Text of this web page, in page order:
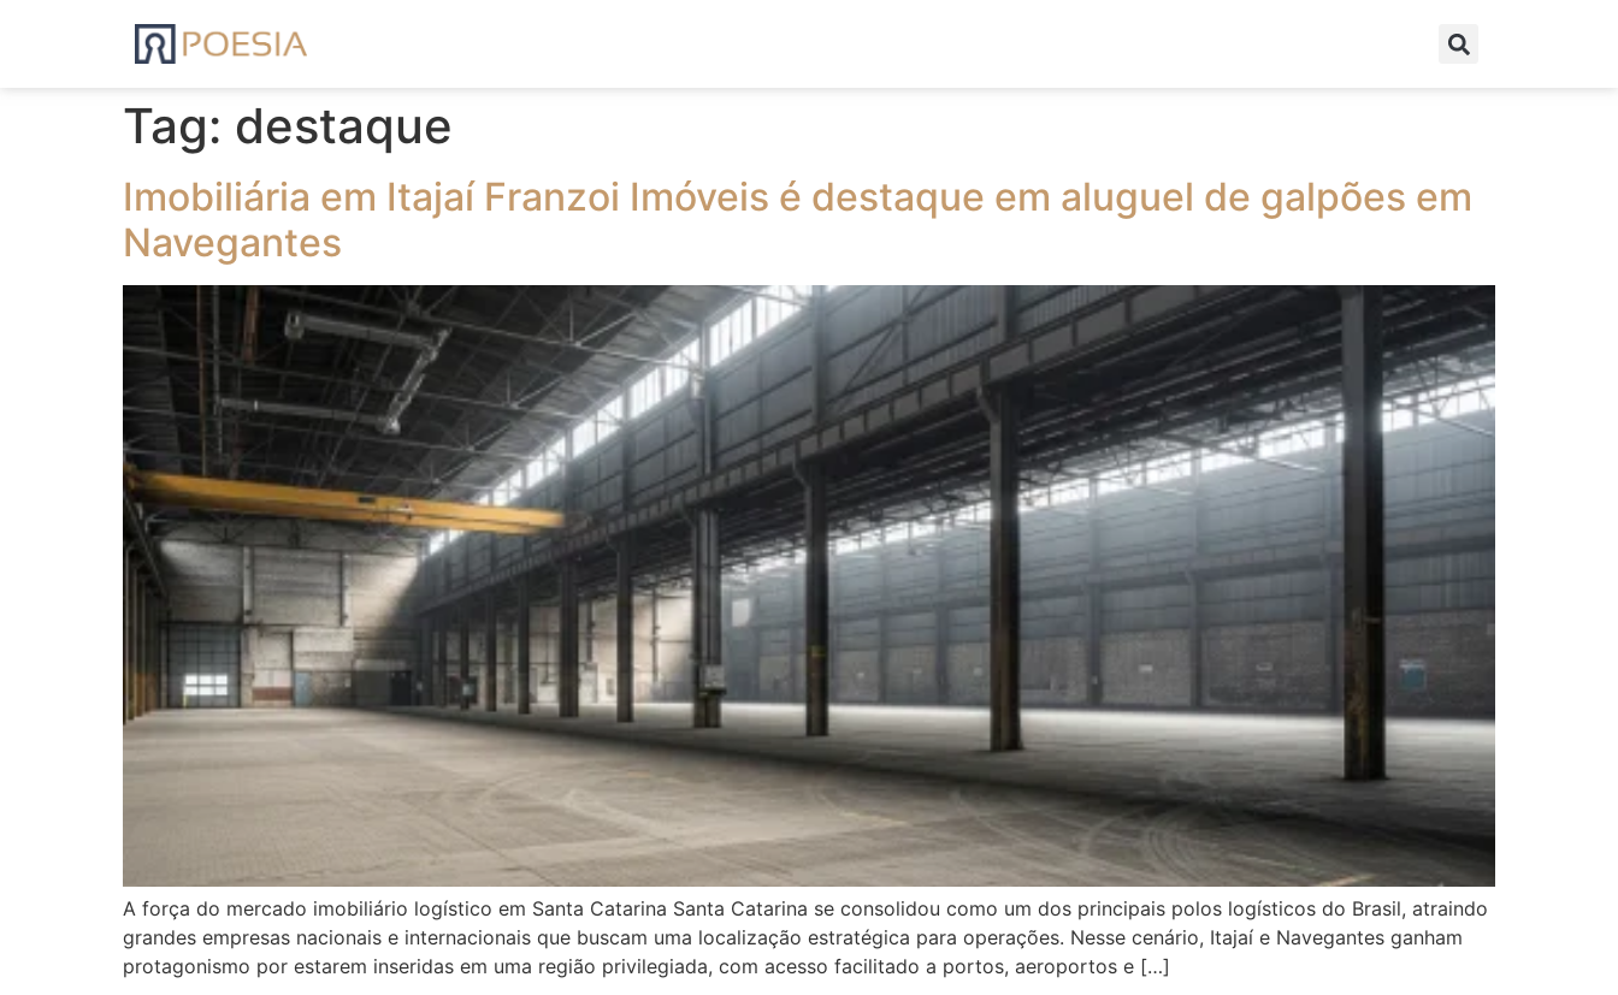
Tag: destaque
Imobiliária em Itajaí Franzoi Imóveis é destaque em aluguel de galpões em
Navegantes
A força do mercado imobiliário logístico em Santa Catarina Santa Catarina se consolidou como um dos principais polos logísticos do Brasil, atraindo
grandes empresas nacionais e internacionais que buscam uma localização estratégica para operações. Nesse cenário, Itajaí e Navegantes ganham
protagonismo por estarem inseridas em uma região privilegiada, com acesso facilitado a portos, aeroportos e […]